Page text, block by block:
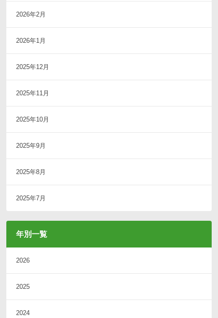
2026年2月
2026年1月
2025年12月
2025年11月
2025年10月
2025年9月
2025年8月
2025年7月
年別一覧
2026
2025
2024